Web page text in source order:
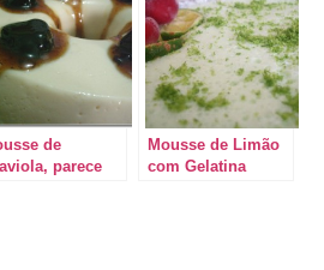
de
parece
Mousse de Limão
com Gelatina